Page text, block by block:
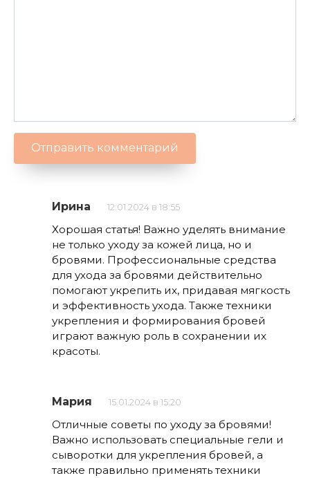
Ирина 12.01.2024 в 18:55
Хорошая статья! Важно уделять внимание
не только уходу за кожей лица, но и
бровями. Профессиональные средства
для ухода за бровями действительно
помогают укрепить их, придавая мягкость
и эффективность ухода. Также техники
укрепления и формирования бровей
играют важную роль в сохранении их
красоты.
Мария 15.01.2024 в 15:20
Отличные советы по уходу за бровями!
Важно использовать специальные гели и
сыворотки для укрепления бровей, а
также правильно применять техники